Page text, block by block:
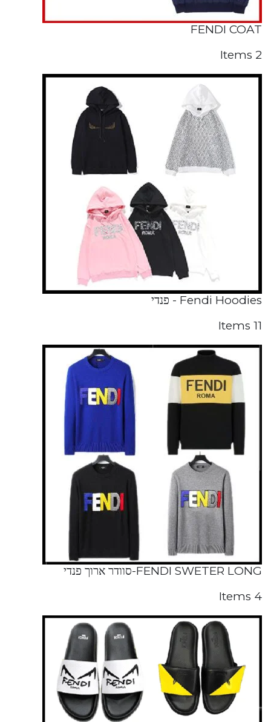
FENDI COAT
2 Items
Fendi Hoodies - פנדי
11 Items
FENDI SWETER LONG-סוודר ארוך פנדי
4 Items